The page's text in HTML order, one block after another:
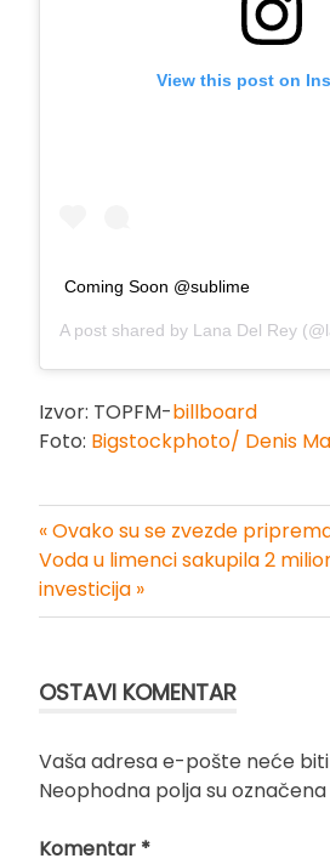
View this post on
Coming Soon @sublime
A post shared by Lana Del Rey
Izvor: TOPFM-billboard
Foto: Bigstockphoto/ Denis
Kretanje
članka
« Ovako su se zvezde
Voda u limenci sakupila 2
investicija »
OSTAVI KOMENTAR
Vaša adresa e-pošte neće
Neophodna polja su označena
Komentar *